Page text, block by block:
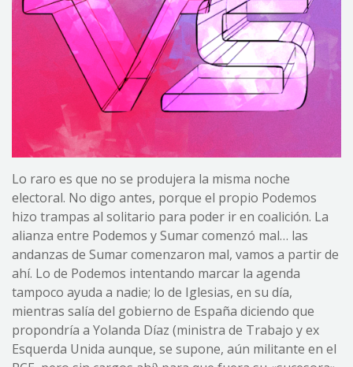
Lo raro es que no se produjera la misma noche
electoral. No digo antes, porque el propio Podemos
hizo trampas al solitario para poder ir en coalición. La
alianza entre Podemos y Sumar comenzó mal… las
andanzas de Sumar comenzaron mal, vamos a partir de
ahí. Lo de Podemos intentando marcar la agenda
tampoco ayuda a nadie; lo de Iglesias, en su día,
mientras salía del gobierno de España diciendo que
propondría a Yolanda Díaz (ministra de Trabajo y ex
Esquerda Unida aunque, se supone, aún militante en el